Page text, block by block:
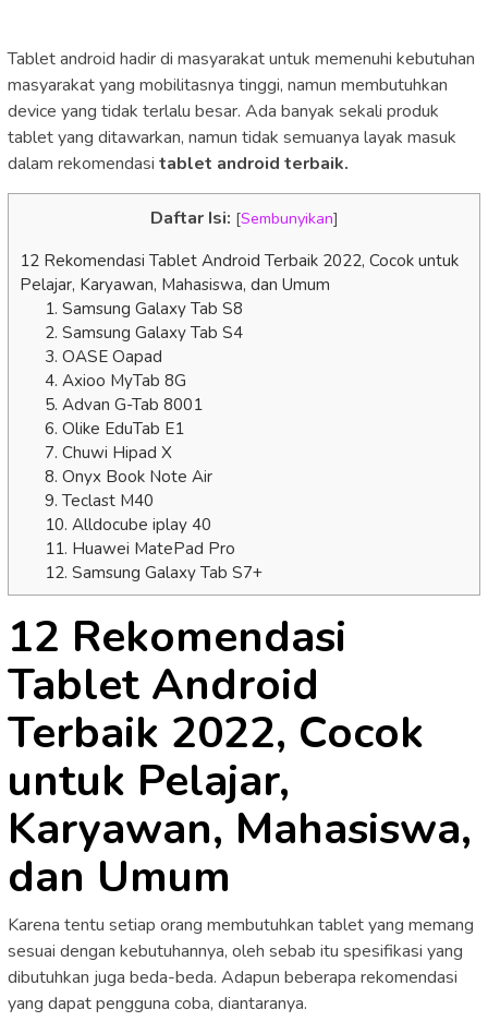
Tablet android hadir di masyarakat untuk memenuhi kebutuhan
masyarakat yang mobilitasnya tinggi, namun membutuhkan
device yang tidak terlalu besar. Ada banyak sekali produk
tablet yang ditawarkan, namun tidak semuanya layak masuk
dalam rekomendasi tablet android terbaik.
Daftar Isi: [Sembunyikan]
12 Rekomendasi Tablet Android Terbaik 2022, Cocok untuk
Pelajar, Karyawan, Mahasiswa, dan Umum
1. Samsung Galaxy Tab S8
2. Samsung Galaxy Tab S4
3. OASE Oapad
4. Axioo MyTab 8G
5. Advan G-Tab 8001
6. Olike EduTab E1
7. Chuwi Hipad X
8. Onyx Book Note Air
9. Teclast M40
10. Alldocube iplay 40
11. Huawei MatePad Pro
12. Samsung Galaxy Tab S7+
12 Rekomendasi
Tablet Android
Terbaik 2022, Cocok
untuk Pelajar,
Karyawan, Mahasiswa,
dan Umum
Karena tentu setiap orang membutuhkan tablet yang memang
sesuai dengan kebutuhannya, oleh sebab itu spesifikasi yang
dibutuhkan juga beda-beda. Adapun beberapa rekomendasi
yang dapat pengguna coba, diantaranya.